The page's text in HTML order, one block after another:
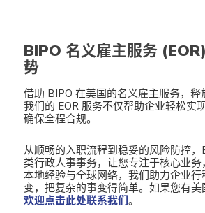
BIPO 名义雇主服务
势
借助 BIPO 在美国的名义雇主服务，释
我们的 EOR 服务不仅帮助企业轻松实
确保全程合规。
从顺畅的入职流程到稳妥的风险防控
类行政人事事务，让您专注于核心业
本地经验与全球网络，我们助力企业
变，把复杂的事变得简单。如果您有美
欢迎点击此处联系我们。